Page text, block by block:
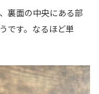
裏面の中央にある部
です。なるほど単